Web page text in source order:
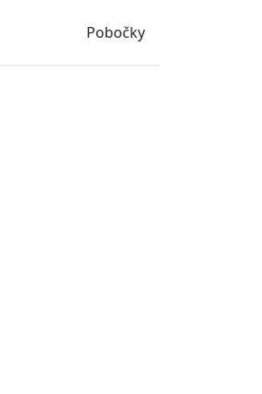
Pobočky